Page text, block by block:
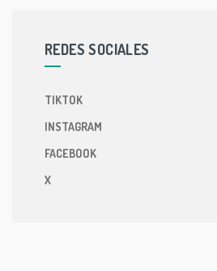
REDES SOCIALES
TIKTOK
INSTAGRAM
FACEBOOK
X